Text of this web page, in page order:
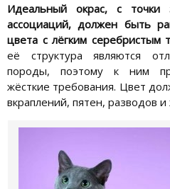
Идеальный окрас, с точки
ассоциаций, должен быть
цвета с лёгким серебристым
её структура являются
породы, поэтому к ним
жёсткие требования. Цвет
вкраплений, пятен, разводов